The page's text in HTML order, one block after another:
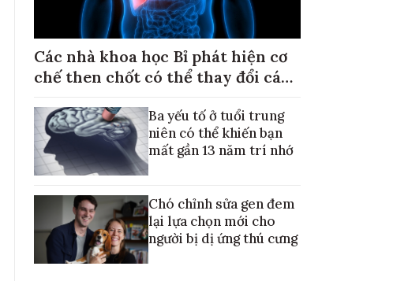
Các nhà khoa học Bỉ phát hiện cơ
chế then chốt có thể thay đổi cách
Ba yếu tố ở tuổi trung
niên có thể khiến bạn
mất gần 13 năm trí nhớ
Chó chỉnh sửa gen đem
lại lựa chọn mới cho
người bị dị ứng thú cưng